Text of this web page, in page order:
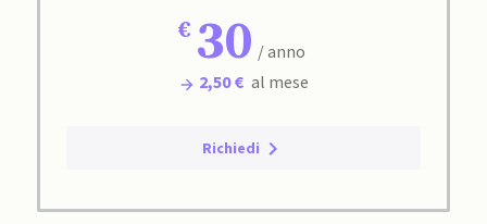
30 / anno
2,50 € al mese
Richiedi